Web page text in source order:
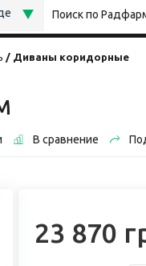
Диваны коридорные
В сравнение
23 870